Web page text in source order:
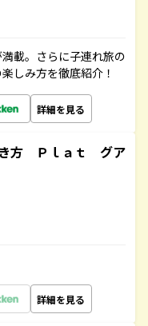
載。さらに子連れ旅の
しみ方を徹底紹介！
詳細を見る
方 Ｐｌａｔ グア
詳細を見る